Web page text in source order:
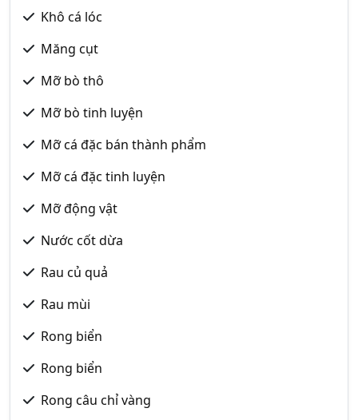
Khô cá lóc
Măng cụt
Mỡ bò thô
Mỡ bò tinh luyện
Mỡ cá đặc bán thành phẩm
Mỡ cá đặc tinh luyện
Mỡ động vật
Nước cốt dừa
Rau củ quả
Rau mùi
Rong biển
Rong biển
Rong câu chỉ vàng